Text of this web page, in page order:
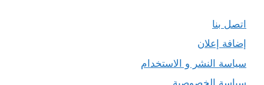
اتصل بنا
إضافة إعلان
سياسة النشر و الاستخدام